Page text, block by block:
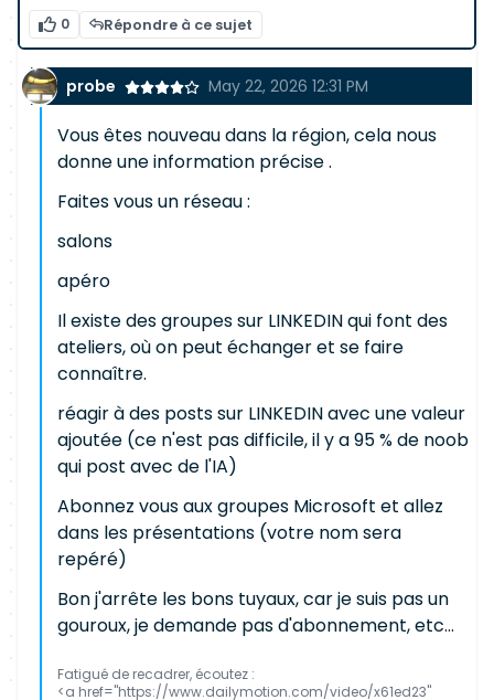
0 Répondre à ce sujet
probe May 22, 2026 12:31 PM
Vous êtes nouveau dans la région, cela nous
donne une information précise .
Faites vous un réseau :
salons
apéro
Il existe des groupes sur LINKEDIN qui font des
ateliers, où on peut échanger et se faire
connaître.
réagir à des posts sur LINKEDIN avec une valeur
ajoutée (ce n'est pas difficile, il y a 95 % de noob
qui post avec de l'IA)
Abonnez vous aux groupes Microsoft et allez
dans les présentations (votre nom sera
repéré)
Bon j'arrête les bons tuyaux, car je suis pas un
gouroux, je demande pas d'abonnement, etc...
Fatigué de recadrer, écoutez :
<a href="https://www.dailymotion.com/video/x61ed23"